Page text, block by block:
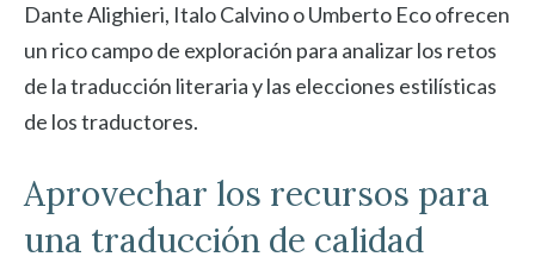
Dante Alighieri, Italo Calvino o Umberto Eco ofrecen
un rico campo de exploración para analizar los retos
de la traducción literaria y las elecciones estilísticas
de los traductores.
Aprovechar los recursos para
una traducción de calidad